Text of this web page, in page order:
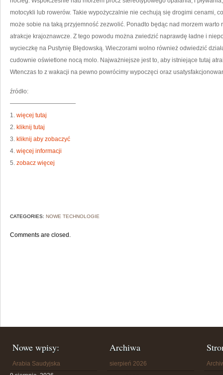
motocykli lub rowerów. Takie wypożyczalnie nie cechują się drogimi cenami,
może sobie na taką przyjemność zezwolić. Ponadto będąc nad morzem
atrakcje krajoznawcze. Z tego powodu można zwiedzić naprawdę ładne i
wycieczkę na Pustynię Błędowską. Wieczorami wolno również odwiedzić
cudownie oświetlone nocą molo. Najważniejsze jest to, aby istniejące tutaj
Wtenczas to z wakacji na pewno powrócimy wypoczęci oraz
źródło:
———————————
1. więcej tutaj
2. kliknij tutaj
3. kliknij aby zobaczyć
4. więcej informacji
5. zobacz więcej
CATEGORIES: NOWE TECHNOLOGIE
Comments are closed.
Nowe wpisy:
Arabia Saudyjska
Archiwa
sierpień 2026